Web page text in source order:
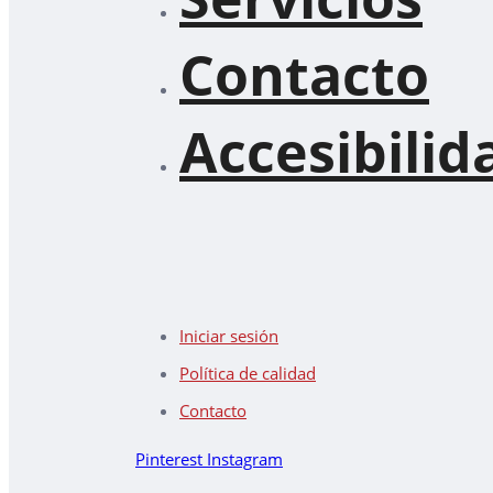
Contacto
Iniciar sesión
Política de calidad
Contacto
Pinterest Instagram